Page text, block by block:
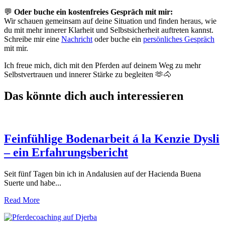
💬 Oder buche ein kostenfreies Gespräch mit mir:
Wir schauen gemeinsam auf deine Situation und finden heraus, wie
du mit mehr innerer Klarheit und Selbstsicherheit auftreten kannst.
Schreibe mir eine Nachricht oder buche ein persönliches Gespräch
mit mir.
Ich freue mich, dich mit den Pferden auf deinem Weg zu mehr
Selbstvertrauen und innerer Stärke zu begleiten 🫶​🐴​
Das könnte dich auch interessieren
Feinfühlige Bodenarbeit á la Kenzie Dysli
– ein Erfahrungsbericht
Seit fünf Tagen bin ich in Andalusien auf der Hacienda Buena
Suerte und habe...
Read More